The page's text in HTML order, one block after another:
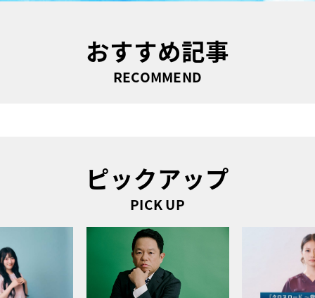
おすすめ記事
RECOMMEND
ピックアップ
PICK UP